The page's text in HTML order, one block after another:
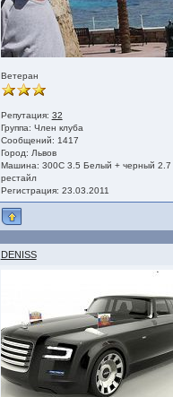
Ветеран
Репутация: 32
Группа: Член клуба
Сообщений: 1417
Город: Львов
Машина: 300C 3.5 Белый + черный 2.7
рестайл
Регистрация: 23.03.2011
DENISS